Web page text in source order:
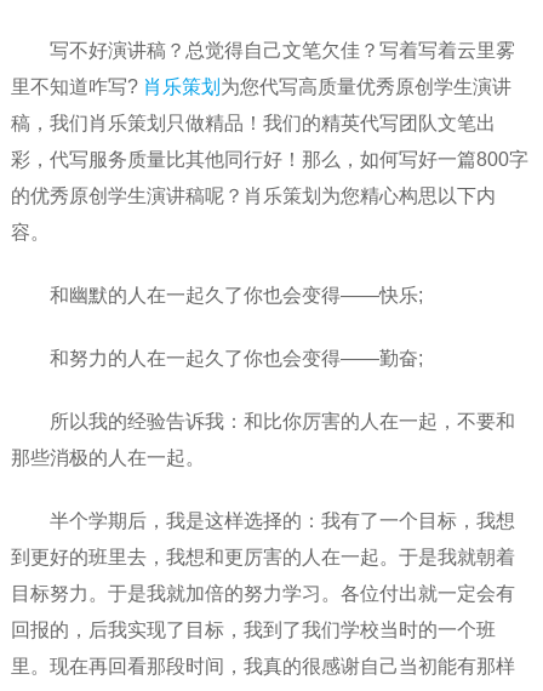
写不好演讲稿？总觉得自己文笔欠佳？写着写着云里雾
里不知道咋写? 肖乐策划 为您代写高质量优秀原创学生演讲
稿，我们肖乐策划只做精品！我们的精英代写团队文笔出
彩，代写服务质量比其他同行好！那么，如何写好一篇800字
的优秀原创学生演讲稿呢？肖乐策划为您精心构思以下内
容。
和幽默的人在一起久了你也会变得——快乐;
和努力的人在一起久了你也会变得——勤奋;
所以我的经验告诉我：和比你厉害的人在一起，不要和
那些消极的人在一起。
半个学期后，我是这样选择的：我有了一个目标，我想
到更好的班里去，我想和更厉害的人在一起。于是我就朝着
目标努力。于是我就加倍的努力学习。各位付出就一定会有
回报的，后我实现了目标，我到了我们学校当时的一个班
里。现在再回看那段时间，我真的很感谢自己当初能有那样